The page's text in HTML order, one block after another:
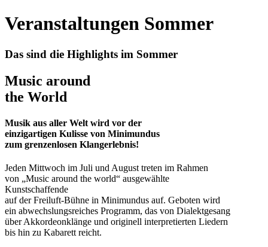
Veranstaltungen Sommer
Das sind die Highlights im Sommer
Music around
the World
Musik aus aller Welt wird vor der
einzigartigen Kulisse von Minimundus
zum grenzenlosen Klangerlebnis!
Jeden Mittwoch im Juli und August treten im Rahmen
von „Music around the world“ ausgewählte
Kunstschaffende
auf der Freiluft-Bühne in Minimundus auf. Geboten wird
ein abwechslungsreiches Programm, das von Dialektgesang
über Akkordeonklänge und originell interpretierten Liedern
bis hin zu Kabarett reicht.